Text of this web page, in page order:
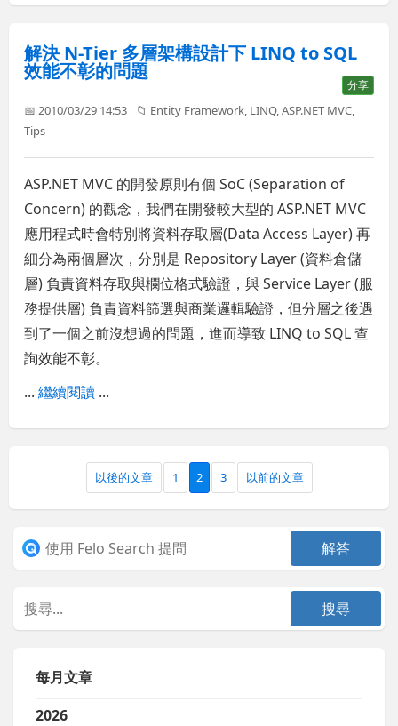
解決 N-Tier 多層架構設計下 LINQ to SQL
效能不彰的問題
分享
📅 2010/03/29 14:53 📁 Entity Framework, LINQ,ASP.NET MVC,
Tips
ASP.NET MVC 的開發原則有個 SoC (Separation of
Concern) 的觀念，我們在開發較大型的 ASP.NET MVC
應用程式時會特別將資料存取層(Data Access Layer) 再
細分為兩個層次，分別是 Repository Layer (資料倉儲
層) 負責資料存取與欄位格式驗證，與 Service Layer (服
務提供層) 負責資料篩選與商業邏輯驗證，但分層之後遇
到了一個之前沒想過的問題，進而導致 LINQ to SQL 查
詢效能不彰。
...繼續閱讀 ...
以後的文章 1 2 3 以前的文章
每月文章
2026